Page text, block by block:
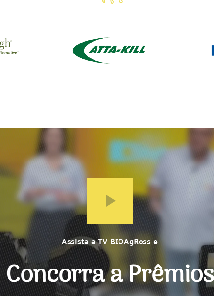
Assista a TV BIOAgRoss e
Concorra a Prêmios